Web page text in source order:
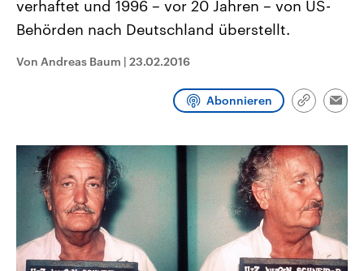
Umfragen, Prognosen,
Wahlprogramme, aktuelle Berichte
und Hintergründe zu den Parteien
Wahl.
Sendungen Programm Podcasts
verhaftet und 1996 – vor 20 Jahren – von US-
Behörden nach Deutschland überstellt.
Von Andreas Baum | 23.02.2016
Abonnieren
Link